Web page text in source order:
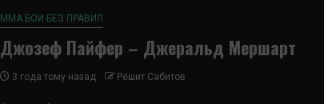
ММА БОИ БЕЗ ПРАВИЛ
Джозеф Пайфер – Джеральд Мершарт
3 года тому назад Решит Сабитов